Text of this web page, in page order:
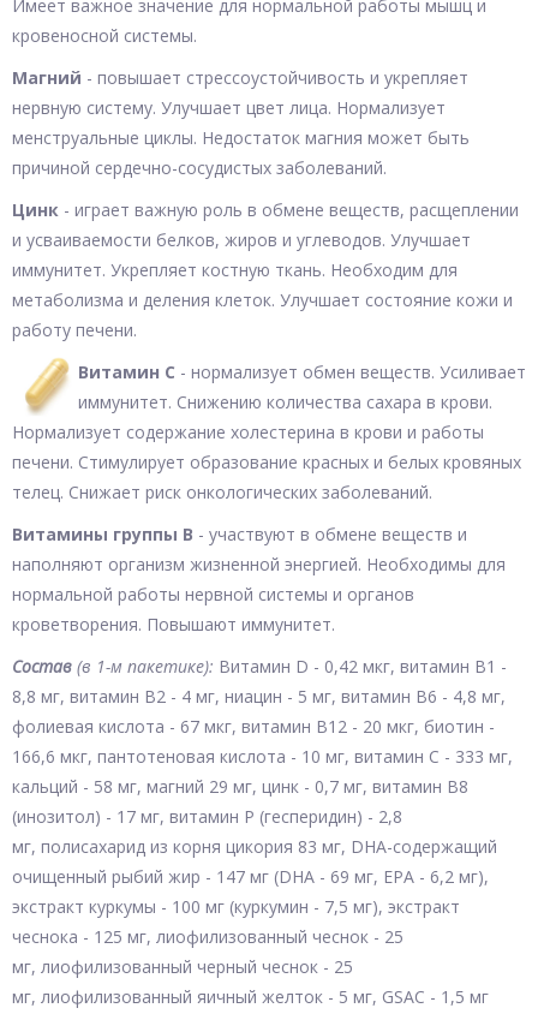
Имеет важное значение для нормальной работы мышц и
кровеносной системы.
Магний - повышает стрессоустойчивость и укрепляет
нервную систему. Улучшает цвет лица. Нормализует
менструальные циклы. Недостаток магния может быть
причиной сердечно-сосудистых заболеваний.
Цинк - играет важную роль в обмене веществ, расщеплении
и усваиваемости белков, жиров и углеводов. Улучшает
иммунитет. Укрепляет костную ткань. Необходим для
метаболизма и деления клеток. Улучшает состояние кожи и
работу печени.
Витамин С - нормализует обмен веществ. Усиливает
иммунитет. Снижению количества сахара в крови.
Нормализует содержание холестерина в крови и работы
печени. Стимулирует образование красных и белых кровяных
телец. Снижает риск онкологических заболеваний.
Витамины группы В - участвуют в обмене веществ и
наполняют организм жизненной энергией. Необходимы для
нормальной работы нервной системы и органов
кроветворения. Повышают иммунитет.
Состав (в 1-м пакетике): Витамин D - 0,42 мкг, витамин В1 -
8,8 мг, витамин В2 - 4 мг, ниацин - 5 мг, витамин В6 - 4,8 мг,
фолиевая кислота - 67 мкг, витамин В12 - 20 мкг, биотин -
166,6 мкг, пантотеновая кислота - 10 мг, витамин С - 333 мг,
кальций - 58 мг, магний 29 мг, цинк - 0,7 мг, витамин В8
(инозитол) - 17 мг, витамин Р (гесперидин) - 2,8
мг, полисахарид из корня цикория 83 мг, DHA-содержащий
очищенный рыбий жир - 147 мг (DHA - 69 мг, ЕРА - 6,2 мг),
экстракт куркумы - 100 мг (куркумин - 7,5 мг), экстракт
чеснока - 125 мг, лиофилизованный чеснок - 25
мг, лиофилизованный черный чеснок - 25
мг, лиофилизованный яичный желток - 5 мг, GSAC - 1,5 мг